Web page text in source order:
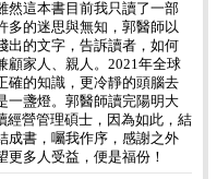
然這本書目前我只讀了一部
多的迷思與無知，郭醫師以
出的文字，告訴讀者，如何
顧家人、親人。2021年全球
確的知識，更冷靜的頭腦去
一盞燈。郭醫師讀完陽明大
經營管理碩士，因為如此，結
成書，囑我作序，感謝之外
更多人受益，便是福份！